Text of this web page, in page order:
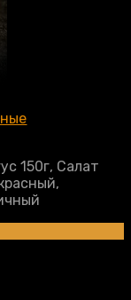
150г, Салат